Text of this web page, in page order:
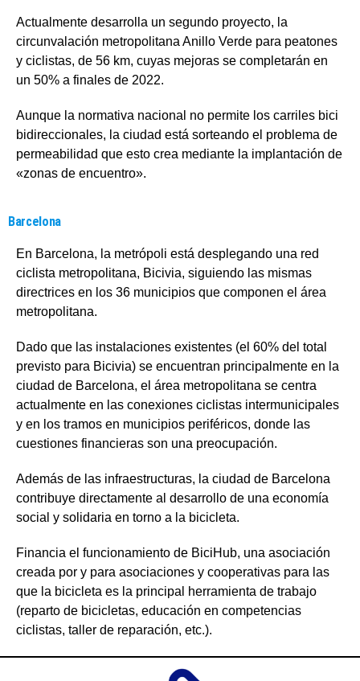
Actualmente desarrolla un segundo proyecto, la
circunvalación metropolitana Anillo Verde para peatones
y ciclistas, de 56 km, cuyas mejoras se completarán en
un 50% a finales de 2022.
Aunque la normativa nacional no permite los carriles bici
bidireccionales, la ciudad está sorteando el problema de
permeabilidad que esto crea mediante la implantación de
«zonas de encuentro».
Barcelona
En Barcelona, la metrópoli está desplegando una red
ciclista metropolitana, Bicivia, siguiendo las mismas
directrices en los 36 municipios que componen el área
metropolitana.
Dado que las instalaciones existentes (el 60% del total
previsto para Bicivia) se encuentran principalmente en la
ciudad de Barcelona, el área metropolitana se centra
actualmente en las conexiones ciclistas intermunicipales
y en los tramos en municipios periféricos, donde las
cuestiones financieras son una preocupación.
Además de las infraestructuras, la ciudad de Barcelona
contribuye directamente al desarrollo de una economía
social y solidaria en torno a la bicicleta.
Financia el funcionamiento de BiciHub, una asociación
creada por y para asociaciones y cooperativas para las
que la bicicleta es la principal herramienta de trabajo
(reparto de bicicletas, educación en competencias
ciclistas, taller de reparación, etc.).